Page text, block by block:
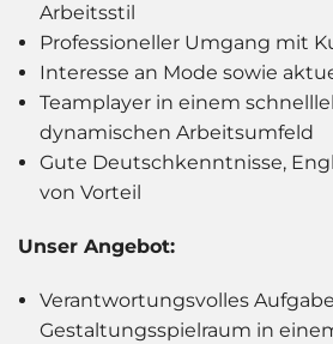
Arbeitsstil
Professioneller Umgang mit
Interesse an Mode sowie
Teamplayer in einem
dynamischen Arbeitsumfeld
Gute Deutschkenntnisse,
von Vorteil
Unser Angebot:
Verantwortungsvolles
Gestaltungsspielraum in